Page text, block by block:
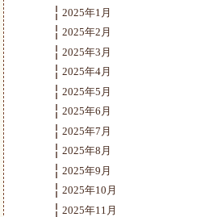
2025年1月
2025年2月
2025年3月
2025年4月
2025年5月
2025年6月
2025年7月
2025年8月
2025年9月
2025年10月
2025年11月